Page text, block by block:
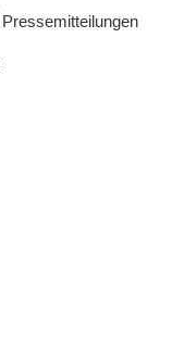
Pressemitteilungen